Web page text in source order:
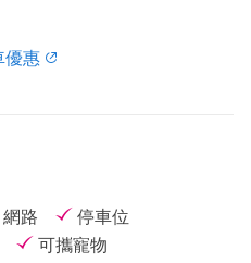
優惠
網路
停車位
可攜寵物